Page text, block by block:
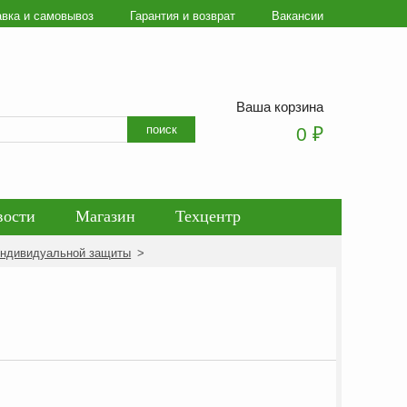
и самовывоз Гарантия и возврат Вакансии
Искать
поиск
Ваша корзина
0 ₽
Магазин Техцентр
защиты >